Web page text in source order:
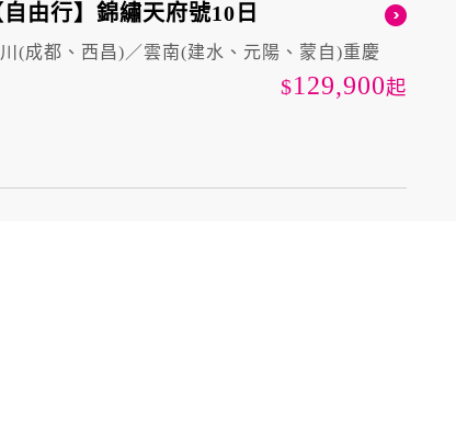
自由行】錦繡天府號10日
(成都、西昌)／雲南(建水、元陽、蒙自)重慶
129,900起